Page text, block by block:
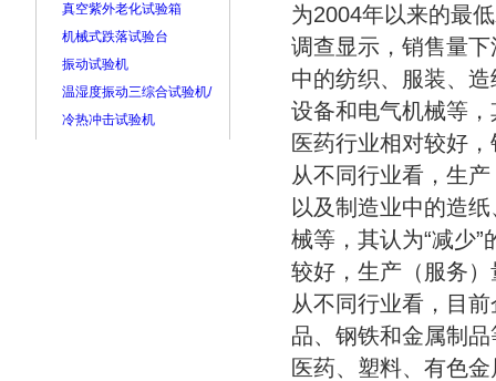
真空紫外老化试验箱
机械式跌落试验台
振动试验机
温湿度振动三综合试验机/
冷热冲击试验机
为2004年以来的最
调查显示，销售量
中的纺织、服装、
设备和电气机械等，
医药行业相对较好，
从不同行业看，生
以及制造业中的造
械等，其认为“减少
较好，生产（服务）
从不同行业看，目
品、钢铁和金属制
医药、塑料、有色